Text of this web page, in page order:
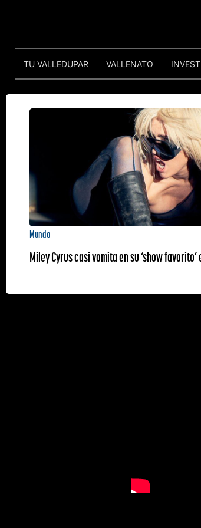
TU VALLEDUPAR VALLENATO
Mundo
Miley Cyrus casi vomita en su ‘show favorito’